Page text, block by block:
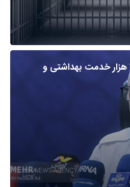
ارائه دو میلیون و ۴۲۶ هزار خدمت بهداشتی و